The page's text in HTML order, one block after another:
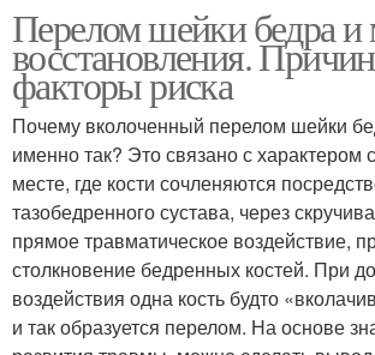
Перелом шейки бедра и
восстановления.
факторы риска
Почему вколоченный перелом шейки
именно так? Это связано с
месте, где кости сочленяются
тазобедренного сустава, через
прямое травматическое воздействие,
столкновение бедренных костей. При
воздействия одна кость будто
и так образуется перелом. На основе